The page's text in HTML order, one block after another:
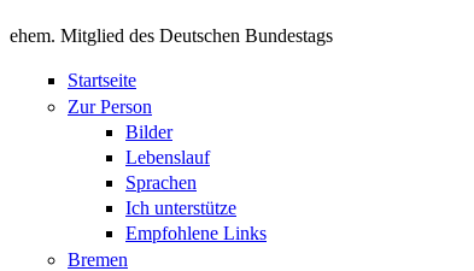
ehem. Mitglied des Deutschen Bundestags
Startseite
Zur Person
Bilder
Lebenslauf
Sprachen
Ich unterstütze
Empfohlene Links
Bremen